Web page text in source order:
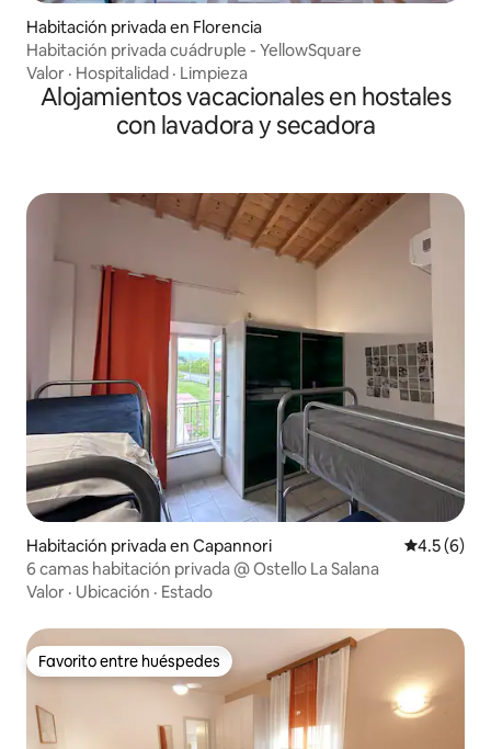
Habitación privada en Florencia
Habitación privada cuádruple - YellowSquare
Valor · Hospitalidad · Limpieza
Alojamientos vacacionales en hostales
con lavadora y secadora
Habitación privada en Capannori
4.5 (6)
6 camas habitación privada @ Ostello La Salana
Valor · Ubicación · Estado
Favorito entre huéspedes
Favorito entre huéspedes